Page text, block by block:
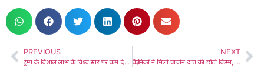
PREVIOUS
ट्रम्प के विशाल लाभ के विश्व स्तर पर कम देखे गए उदाहरण
NEXT
वैज्ञानिकों ने मिली प्राचीन दांत की छोटी क़िस्म, प्रारंभिक प्राइमेट इतिहास में बदलाव की संभावना